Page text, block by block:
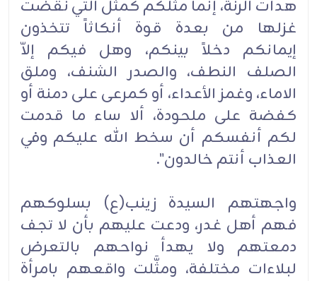
هدأت الرنة، إنما مثلكم كمثل التي نقضت
غزلها من بعدة قوة أنكاثاً تتخذون
إيمانكم دخلاً بينكم، وهل فيكم إلاّ
الصلف النطف، والصدر الشنف، وملق
الاماء، وغمز الأعداء، أو كمرعى على دمنة أو
كفضة على ملحودة، ألا ساء ما قدمت
لكم أنفسكم أن سخط الله عليكم وفي
العذاب أنتم خالدون".
واجهتهم السيدة زينب(ع) بسلوكهم
فهم أهل غدر، ودعت عليهم بأن لا تجف
دمعتهم ولا يهدأ نواحهم بالتعرض
لبلاءات مختلفة، ومثَّلت واقعهم بامرأة